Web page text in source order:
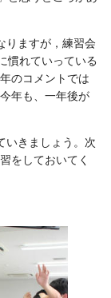
りますが，練習会
慣れていっている
のコメントでは
年も、一年後が
いきましょう。次
をしておいてく